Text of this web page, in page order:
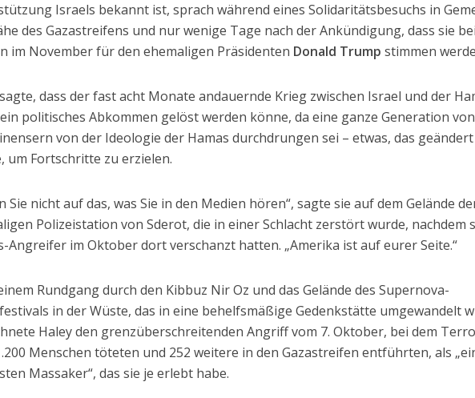
Israels bekannt ist, sprach während eines Solidaritätsbesuchs in
des Gazastreifens und nur wenige Tage nach der Ankündigung, dass sie
im November für den ehemaligen Präsidenten Donald Trump stimmen
dass der fast acht Monate andauernde Krieg zwischen Israel und der
politisches Abkommen gelöst werden könne, da eine ganze Generation von
von der Ideologie der Hamas durchdrungen sei – etwas, das
um Fortschritte zu erzielen.
Sie nicht auf das, was Sie in den Medien hören“, sagte sie auf dem Gelände
Polizeistation von Sderot, die in einer Schlacht zerstört wurde, nachdem
Angreifer im Oktober dort verschanzt hatten. „Amerika ist auf eurer Seite.“
Rundgang durch den Kibbuz Nir Oz und das Gelände des Supernova-
in der Wüste, das in eine behelfsmäßige Gedenkstätte umgewandelt
Haley den grenzüberschreitenden Angriff vom 7. Oktober, bei dem
Menschen töteten und 252 weitere in den Gazastreifen entführten, als
Massaker“, das sie je erlebt habe.